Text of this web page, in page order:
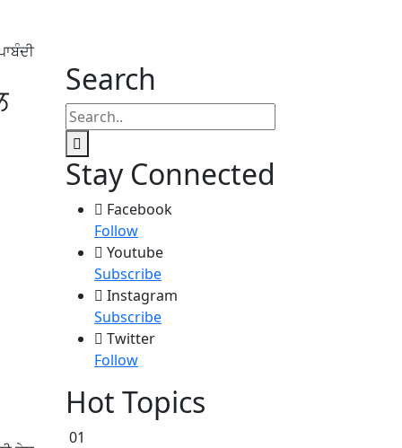
Search
Stay Connected
Facebook
Follow
Youtube
Subscribe
Instagram
Subscribe
Twitter
Follow
Hot Topics
01